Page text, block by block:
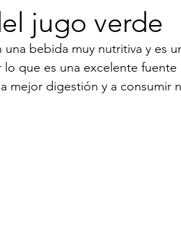
jugo verde
una bebida muy nutritiva y es
lo que es una excelente
mejor digestión y a consumir